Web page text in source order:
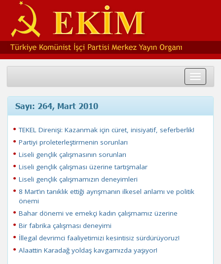
Toggle
Sayı: 264, Mart 2010
TEKEL Direnişi: Kazanmak için cüret, inisiyatif, seferberlik!
Partiyi proleterleştirmenin sorunları
Liseli gençlik çalışmasının sorunları
Liseli gençlik çalışması üzerine tartışmalar
Liseli gençlik çalışmamızın deneyimleri
8 Mart’ın tanıklık ettiği ayrışmanın ilkesel anlamı ve politik
önemi
Bahar dönemi ve emekçi kadın çalışmamız üzerine
Bir fabrika çalışması deneyimi
İllegal devrimci faaliyetimizi kesintisiz sürdürüyoruz!
Alaattin Karadağ yoldaş kavgamızda yaşıyor!